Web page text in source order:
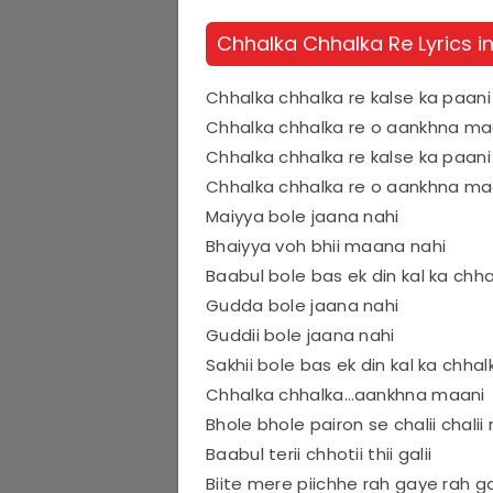
Chhalka Chhalka Re Lyrics
Chhalka chhalka re kalse ka paani
Chhalka chhalka re o aankhna
Chhalka chhalka re kalse ka paani
Chhalka chhalka re o aankhna
Maiyya bole jaana nahi
Bhaiyya voh bhii maana nahi
Baabul bole bas ek din kal ka
Gudda bole jaana nahi
Guddii bole jaana nahi
Sakhii bole bas ek din kal ka
Chhalka chhalka…aankhna maani
Bhole bhole pairon se chalii chalii
Baabul terii chhotii thii galii
Biite mere piichhe rah gaye rah